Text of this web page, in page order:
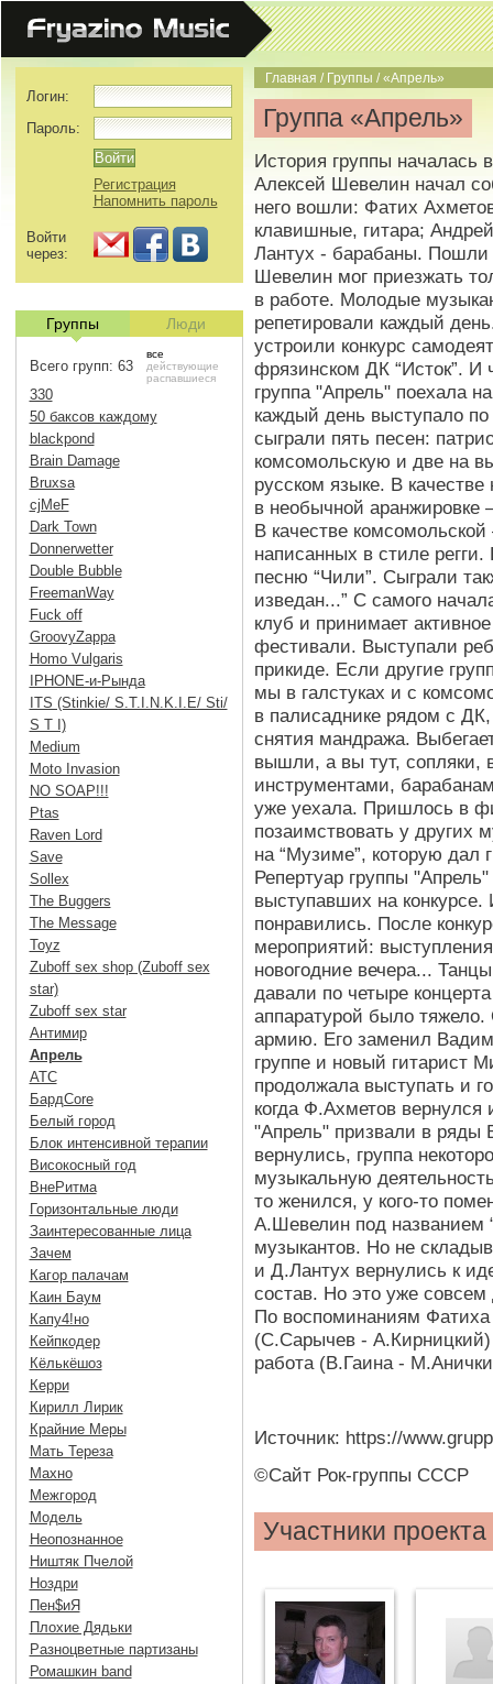
Главная / Группы /«Апрель»
Группа «Апрель»
История группы началась
Алексей Шевелин начал
него вошли: Фатих
клавишные, гитара;
Лантух - барабаны. Пошли
Шевелин мог приезжать
в работе. Молодые
репетировали каждый
устроили конкурс
фрязинском ДК “Исток”. И
группа "Апрель" поехала
каждый день выступало
сыграли пять песен:
комсомольскую и две на
русском языке. В
в необычной аранжировке
В качестве
написанных в стиле
песню “Чили”. Сыграли
изведан...” С самого
клуб и принимает
фестивали. Выступали
прикиде. Если другие
мы в галстуках и с
в палисаднике рядом с
снятия мандража.
вышли, а вы тут, сопляки,
инструментами,
уже уехала. Пришлось в
позаимствовать у других
на “Музиме”, которую дал
Репертуар группы
выступавших на
понравились. После
мероприятий:
новогодние вечера...
давали по четыре
аппаратурой было
армию. Его заменил
группе и новый гитарист
продолжала выступать и
когда Ф.Ахметов вернулся
"Апрель" призвали в
вернулись, группа
музыкальную
то женился, у кого-то
А.Шевелин под названием
музыкантов. Но не
и Д.Лантух вернулись к
состав. Но это уже
По воспоминаниям Фатиха
(С.Сарычев -
работа (В.Гаина -
Источник: https://
©Сайт Рок-группы СССР
Участники проекта
Логин:
Пароль:
Регистрация
Напомнить пароль
Войти
через:
Группы Люди
Всего групп: 63
все
действующие
распавшиеся
330
50 баксов каждому
blackpond
Brain Damage
Bruxsa
cjMeF
Dark Town
Donnerwetter
Double Bubble
FreemanWay
Fuck off
GroovyZappa
Homo Vulgaris
IPHONE-и-Рында
ITS (Stinkie/ S.T.I.N.K.I.E/ Sti/
S T I)
Medium
Moto Invasion
NO SOAP!!!
Ptas
Raven Lord
Save
Sollex
The Buggers
The Message
Toyz
Zuboff sex shop (Zuboff sex
star)
Zuboff sex star
Антимир
Апрель
АТС
БардCore
Белый город
Блок интенсивной терапии
Високосный год
ВнеРитма
Горизонтальные люди
Заинтересованные лица
Зачем
Кагор палачам
Каин Баум
Капу4!но
Кейпкодер
Кёлькёшоз
Керри
Кирилл Лирик
Крайние Меры
Мать Тереза
Махно
Межгород
Модель
Неопознанное
Ништяк Пчелой
Ноздри
Пен$иЯ
Плохие Дядьки
Разноцветные партизаны
Ромашкин band